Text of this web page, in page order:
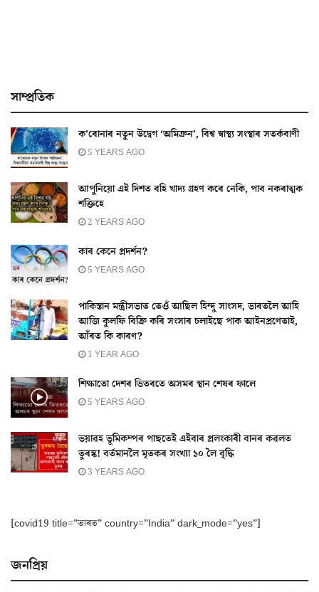
সাম্প্ৰতিক
ক’ৰোনাৰ নতুন উদ্বেগ ‘অমিক্ৰন’, বিশ্ব স্বাস্থ্য সংস্থাৰ সতৰ্কবাণী
5 YEARS AGO
আপুনিয়ো এই দিশত বহি খাদ্য গ্ৰহণ কৰে নেকি, পাব নকৰাত্মক
শক্তিহে
2 YEARS AGO
কাৰ কেনে প্ৰদৰ্শন?
5 YEARS AGO
পাকিস্তান মন্ত্ৰীসভাত তেওঁ আছিল হিন্দু সাংসদ, ভাৰতলৈ আহি
আজি কুলফি বিক্ৰি কৰি সংসাৰ চলাইছে পাক আইনপ্ৰণেতাই,
আঁৰত কি কাৰণ?
1 YEAR AGO
শিক্ষাতো দেশৰ ভিতৰতে অসমৰ স্থান শেষৰ ফালে
5 YEARS AGO
ভয়াৱহ ভূমিকম্পৰ পাছতেই এইবাৰ প্ৰলংকাৰী বানৰ কৱলত
তুৰস্ক! বৰ্তমানলৈ মৃতকৰ সংখ্যা ১০ লৈ বৃদ্ধি
3 YEARS AGO
[covid19 title=”ভাৰত” country=”India” dark_mode=”yes”]
জনপ্ৰিয়